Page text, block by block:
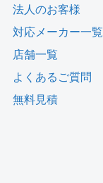
法人のお客様
対応メーカー一覧
店舗一覧
よくあるご質問
無料見積